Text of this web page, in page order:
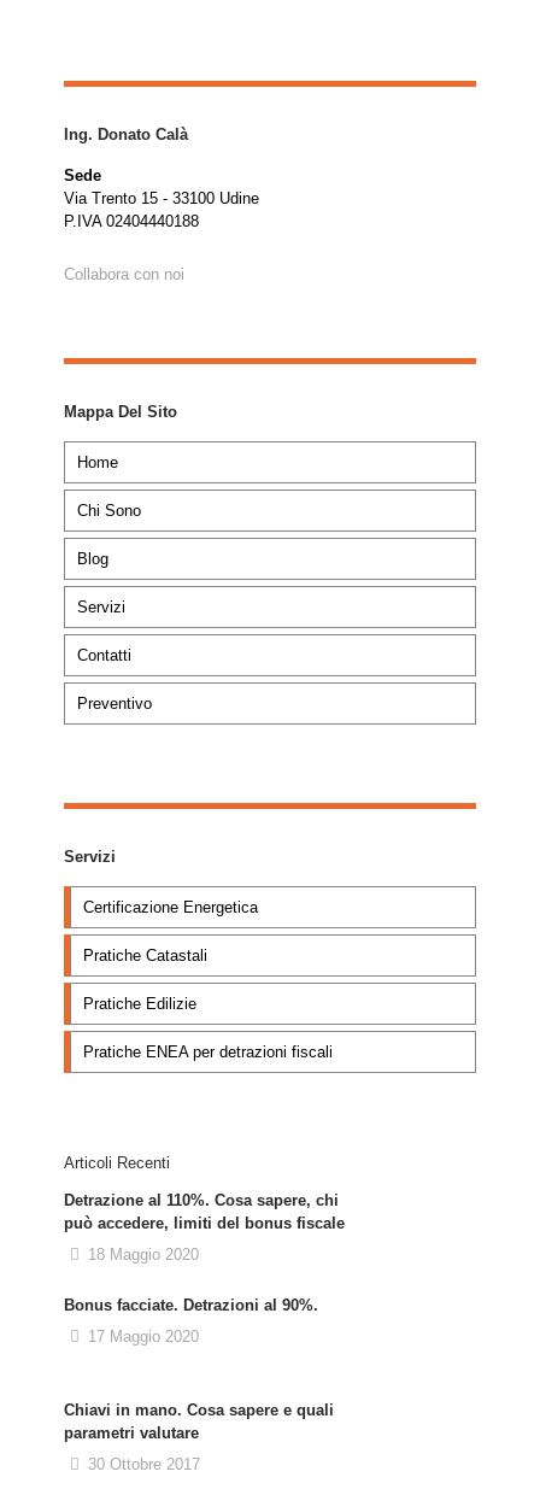
Ing. Donato Calà
Sede
Via Trento 15 - 33100 Udine
P.IVA 02404440188
Collabora con noi
Mappa Del Sito
Home
Chi Sono
Blog
Servizi
Contatti
Preventivo
Servizi
Certificazione Energetica
Pratiche Catastali
Pratiche Edilizie
Pratiche ENEA per detrazioni fiscali
Articoli Recenti
Detrazione al 110%. Cosa sapere, chi
può accedere, limiti del bonus fiscale
18 Maggio 2020
Bonus facciate. Detrazioni al 90%.
17 Maggio 2020
Chiavi in mano. Cosa sapere e quali
parametri valutare
30 Ottobre 2017